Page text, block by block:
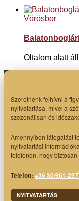
Vörösbor
Oltalom alatt
Szeretnénk felhívni a
nyitvatartása, mivel a
szezonálisan és
Amennyiben látogatást
nyitvatartási
telefonon, hogy
Telefon: +36 30/961-
NYITVATARTÁS